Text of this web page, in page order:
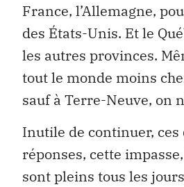
France, l’Allemagne,
des États-Unis. Et le
les autres provinces.
tout le monde moins
sauf à Terre-Neuve, on
Inutile de continuer, ces
réponses, cette
sont pleins tous les